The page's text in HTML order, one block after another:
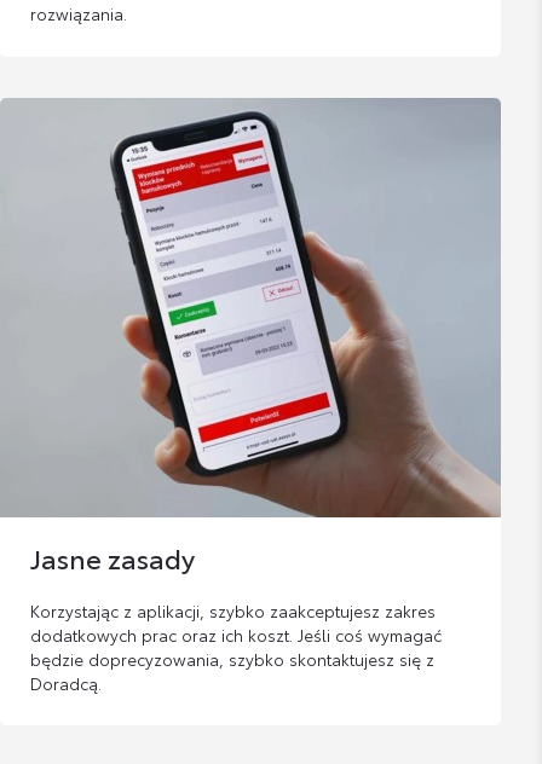
rozwiązania.
Jasne zasady
Korzystając z aplikacji, szybko zaakceptujesz zakres
dodatkowych prac oraz ich koszt. Jeśli coś wymagać
będzie doprecyzowania, szybko skontaktujesz się z
Doradcą.